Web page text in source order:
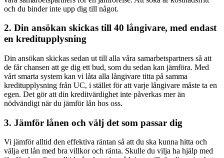
och du binder inte upp dig till något.
2. Din ansökan skickas till 40 långivare, med endast
en kreditupplysning
Din ansökan skickas sedan ut till alla våra samarbetspartners så att
de får chansen att ge dig ett bud, som du sedan kan jämföra. Med
vårt smarta system kan vi låta alla långivare titta på samma
kreditupplysning från UC, i stället för att varje långivare måste ta en
egen. Det gör att din kreditvärdighet inte påverkas mer än
nödvändigt när du jämför lån hos oss.
3. Jämför lånen och välj det som passar dig
Vi jämför alltid den effektiva räntan så att du ska kunna hitta och
välja ett lån med bra villkor och ränta. Skulle du vilja ha hjälp med